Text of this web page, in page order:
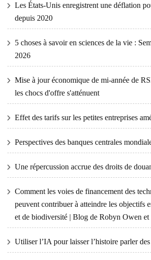
Les États-Unis enregistrent une déflation
depuis 2020
5 choses à savoir en sciences de la vie :
2026
Mise à jour économique de mi-année de
les chocs d'offre s'atténuent
Effet des tarifs sur les petites entreprises
Perspectives des banques centrales
Une répercussion accrue des droits de
Comment les voies de financement des
peuvent contribuer à atteindre les objectifs
et de biodiversité | Blog de Robyn Owen
Utiliser l’IA pour laisser l’histoire parler